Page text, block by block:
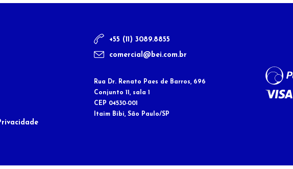
+55 (11) 3089.8855
comercial@bei.com.br
Rua Dr. Renato Paes de Barros, 696
Conjunto 11, sala 1
CEP 04530-001
Itaim Bibi, São Paulo/SP